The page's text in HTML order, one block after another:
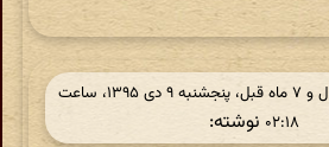
در ‫۹ سال و ۷ ماه قبل، پنجشنبه ۹ دی ۱۳۹۵، ساعت
۰۲:۱۸ نوشته: